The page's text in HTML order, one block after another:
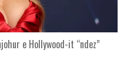
e Hollywood-it “ndez”